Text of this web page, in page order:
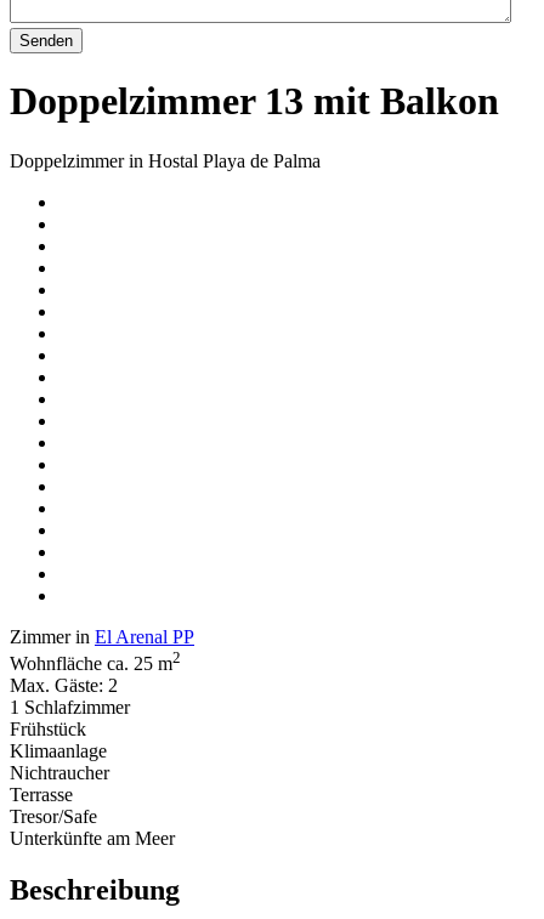
Senden
Doppelzimmer 13 mit Balkon
Doppelzimmer in Hostal Playa de Palma
Zimmer in El Arenal PP
Wohnfläche ca. 25 m2
Max. Gäste: 2
1 Schlafzimmer
Frühstück
Klimaanlage
Nichtraucher
Terrasse
Tresor/Safe
Unterkünfte am Meer
Beschreibung